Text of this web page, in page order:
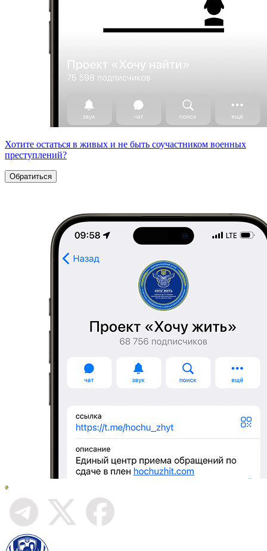
Хотите остаться в живых и не быть соучастником военных
преступлений?
Обратиться